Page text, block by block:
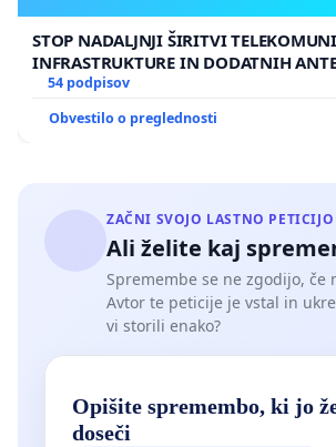
STOP NADALJNJI ŠIRITVI
INFRASTRUKTURE IN DODATNIH
GRADIŠČAKU
54 podpisov
Obvestilo o preglednosti
ZAČNI SVOJO LASTNO PETICIJO
Ali želite kaj
Spremembe se ne zgodijo, če
Avtor te peticije je vstal in
vi storili enako?
Opišite spremembo, ki jo
doseči